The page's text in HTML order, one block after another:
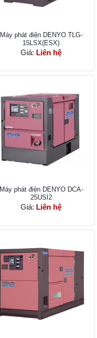
Máy phát điện DENYO TLG-
15LSX(ESX)
Giá: Liên hệ
Máy phát điện DENYO DCA-
25USI2
Giá: Liên hệ